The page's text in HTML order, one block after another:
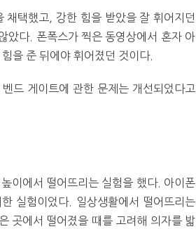
택했고, 강한 힘을 받았을 잘 휘어지던
았다. 폰폭스가 찍은 동영상에서 혼자 아
을 준 뒤에야 휘어졌던 것이다.
드 게이트에 관한 문제는 개선되었다고
이에서 떨어뜨리는 실험을 했다. 아이폰
실험이었다. 일상생활에서 떨어뜨리는
곳에서 떨어졌을 때를 고려해 의자를 밟